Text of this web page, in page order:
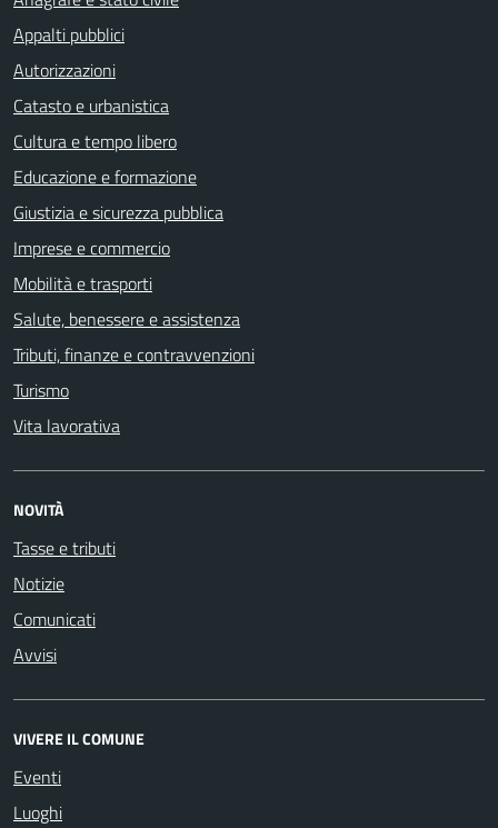
Appalti pubblici
Autorizzazioni
Catasto e urbanistica
Cultura e tempo libero
Educazione e formazione
Giustizia e sicurezza pubblica
Imprese e commercio
Mobilità e trasporti
Salute, benessere e assistenza
Tributi, finanze e contravvenzioni
Turismo
Vita lavorativa
NOVITÀ
Tasse e tributi
Notizie
Comunicati
Avvisi
VIVERE IL COMUNE
Eventi
Luoghi